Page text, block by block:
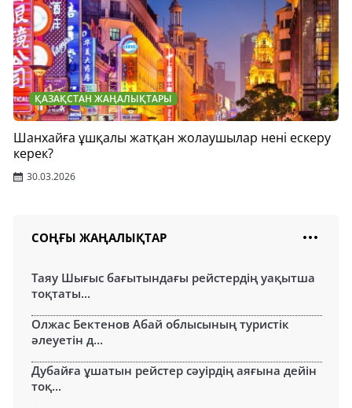
ҚАЗАҚСТАН ЖАҢАЛЫҚТАРЫ
Шанхайға ұшқалы жатқан жолаушылар нені ескеру
керек?
30.03.2026
СОҢҒЫ ЖАҢАЛЫҚТАР
Таяу Шығыс бағытындағы рейстердің уақытша
тоқтаты...
Олжас Бектенов Абай облысының туристік
әлеуетін д...
Дубайға ұшатын рейстер сәуірдің аяғына дейін
тоқ...